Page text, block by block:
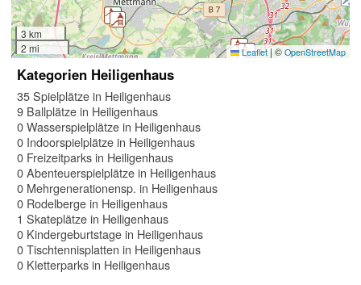
3 km
2 mi
Leaflet |© OpenStreetMap
Kategorien Heiligenhaus
35 Spielplätze in Heiligenhaus
9 Ballplätze in Heiligenhaus
0 Wasserspielplätze in Heiligenhaus
0 Indoorspielplätze in Heiligenhaus
0 Freizeitparks in Heiligenhaus
0 Abenteuerspielplätze in Heiligenhaus
0 Mehrgenerationensp. in Heiligenhaus
0 Rodelberge in Heiligenhaus
1 Skateplätze in Heiligenhaus
0 Kindergeburtstage in Heiligenhaus
0 Tischtennisplatten in Heiligenhaus
0 Kletterparks in Heiligenhaus